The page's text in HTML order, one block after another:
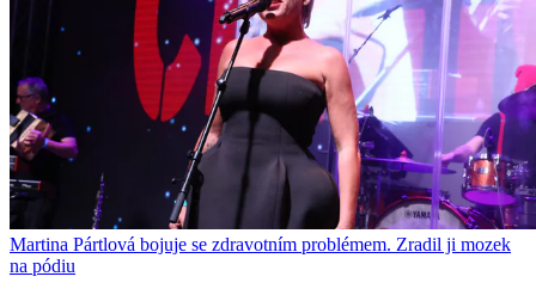
Martina Pártlová bojuje se zdravotním problémem. Zradil ji mozek
na pódiu